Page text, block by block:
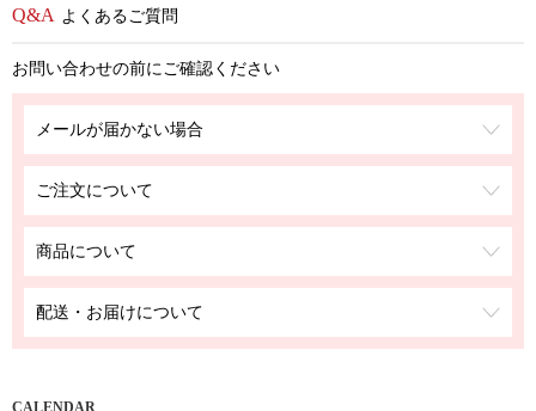
よくあるご質問
お問い合わせの前にご確認ください
メールが届かない場合
ご注文について
商品について
配送・お届けについて